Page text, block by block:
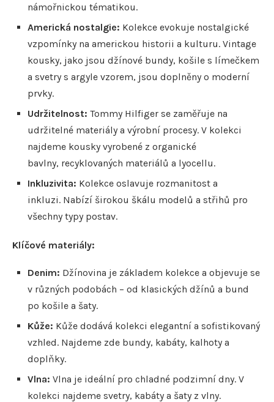
námořnickou tématikou.
Americká nostalgie: Kolekce evokuje nostalgické
vzpomínky na americkou historii a kulturu. Vintage
kousky, jako jsou džínové bundy, košile s límečkem
a svetry s argyle vzorem, jsou doplněny o moderní
prvky.
Udržitelnost: Tommy Hilfiger se zaměřuje na
udržitelné materiály a výrobní procesy. V kolekci
najdeme kousky vyrobené z organické
bavlny, recyklovaných materiálů a lyocellu.
Inkluzivita: Kolekce oslavuje rozmanitost a
inkluzi. Nabízí širokou škálu modelů a střihů pro
všechny typy postav.
Klíčové materiály:
Denim: Džínovina je základem kolekce a objevuje se
v různých podobách – od klasických džínů a bund
po košile a šaty.
Kůže: Kůže dodává kolekci elegantní a sofistikovaný
vzhled. Najdeme zde bundy, kabáty, kalhoty a
doplňky.
Vlna: Vlna je ideální pro chladné podzimní dny. V
kolekci najdeme svetry, kabáty a šaty z vlny.